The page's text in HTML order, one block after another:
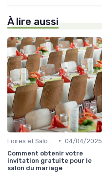
À lire aussi
• 04/04/2025
Comment obtenir votre
invitation gratuite pour le
salon du mariage